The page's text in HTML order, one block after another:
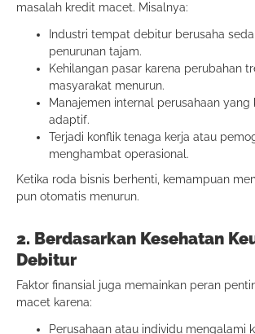
masalah kredit macet. Misalnya:
Industri tempat debitur berusaha
penurunan tajam.
Kehilangan pasar karena perubahan
masyarakat menurun.
Manajemen internal perusahaan
adaptif.
Terjadi konflik tenaga kerja atau
menghambat operasional.
Ketika roda bisnis berhenti, kemampuan
pun otomatis menurun.
2. Berdasarkan Kesehatan
Debitur
Faktor finansial juga memainkan peran
macet karena:
Perusahaan atau individu mengalami